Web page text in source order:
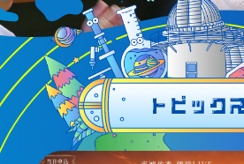
ご利用案内
年間パスポート
よくある質問
アクセス
山梨県立科学館について